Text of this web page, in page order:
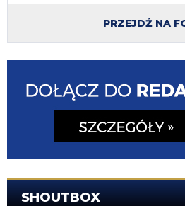
PRZEJDŹ NA
SHOUTBOX